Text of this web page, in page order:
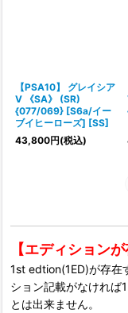
【PSA10】 グレイシア
V 《SA》 (SR)
{077/069} [S6a/イー
ブイヒーローズ] [SS]
43,800円(税込)
【エディション
1st edtion(1ED)が存在
ション記載がなければ
とは出来ません。